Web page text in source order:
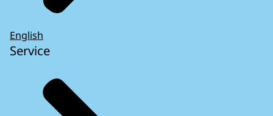
English
Service